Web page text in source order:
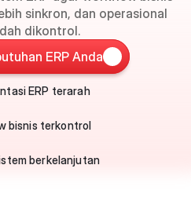
sinkron, dan operasional
dikontrol.
ERP Anda
ERP terarah
bisnis terkontrol
berkelanjutan